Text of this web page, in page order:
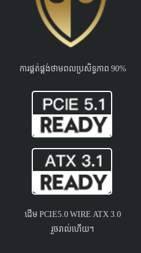
ការផ្គត់ផ្គង់ថាមពលប្រសិទ្ធភាព 90%
ដើម PCIE5.0 WIRE ATX 3.0
រួចរាល់ហើយ។